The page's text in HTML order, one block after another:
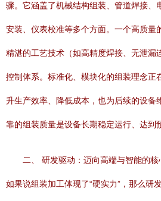
骤。它涵盖了机械结构组装、管道焊接、
安装、仪表校准等多个方面。一个高质量
精湛的工艺技术（如高精度焊接、无泄漏
控制体系。标准化、模块化的组装理念正
升生产效率、降低成本，也为后续的设备
靠的组装质量是设备长期稳定运行、达到
二、 研发驱动：迈向高端与智能的核
如果说组装加工体现了“硬实力”，那么研